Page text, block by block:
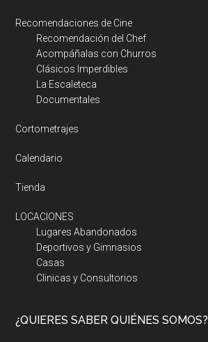
Recomendaciones de Cine
Recomendación del Chef
Acompáñalas con Churros
Clásicos Imperdibles
La Escaleteca
Documentales
Cortometrajes
Calendario
Tienda
LOCACIONES
Lugares Abandonados
Deportivos y Gimnasios
Casas
Clinicas y Consultorios
¿QUIERES SABER QUIÉNES SOMOS?